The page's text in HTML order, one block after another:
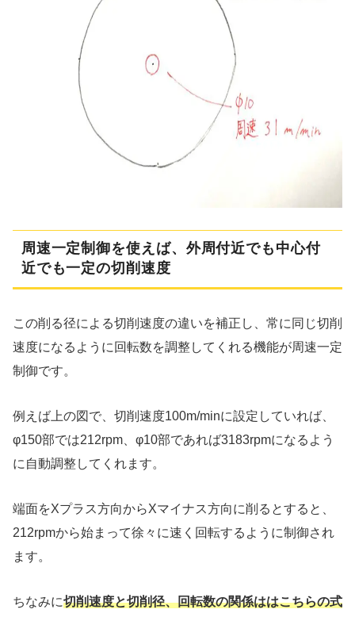
周速一定制御を使えば、外周付近でも中心付
近でも一定の切削速度
この削る径による切削速度の違いを補正し、常に同じ切削
速度になるように回転数を調整してくれる機能が周速一定
制御です。
例えば上の図で、切削速度100m/minに設定していれば、
φ150部では212rpm、φ10部であれば3183rpmになるよう
に自動調整してくれます。
端面をXプラス方向からXマイナス方向に削るとすると、
212rpmから始まって徐々に速く回転するように制御され
ます。
ちなみに切削速度と切削径、回転数の関係ははこちらの式